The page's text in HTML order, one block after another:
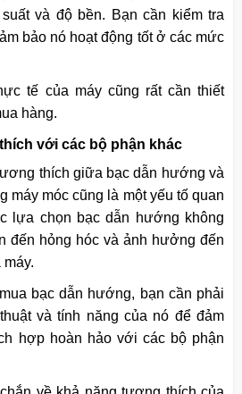
và độ bền. Bạn cần kiểm tra
bảo nó hoạt động tốt ở các mức
tế của máy cũng rất cần thiết
hàng.
với các bộ phận khác
thích giữa bạc dẫn hướng và
máy móc cũng là một yếu tố quan
lựa chọn bạc dẫn hướng không
đến hỏng hóc và ảnh hưởng đến
máy.
bạc dẫn hướng, bạn cần phải
và tính năng của nó để đảm
hợp hoàn hảo với các bộ phận